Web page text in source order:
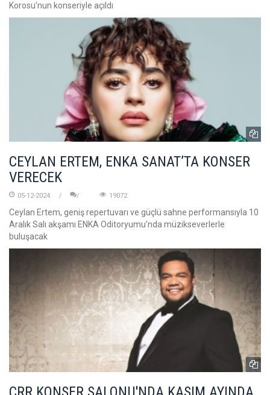
Korosu’nun konseriyle açıldı
CEYLAN ERTEM, ENKA SANAT’TA KONSER
VERECEK
05-12-2024 19072
Ceylan Ertem, geniş repertuvarı ve güçlü sahne performansıyla 10
Aralık Salı akşamı ENKA Oditoryumu’nda müzikseverlerle
buluşacak